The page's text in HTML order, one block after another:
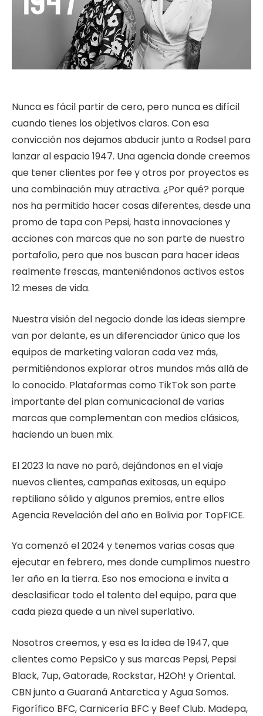
Nunca es fácil partir de cero, pero nunca es difícil
cuando tienes los objetivos claros. Con esa
convicción nos dejamos abducir junto a Rodsel para
lanzar al espacio 1947. Una agencia donde creemos
que tener clientes por fee y otros por proyectos es
una combinación muy atractiva. ¿Por qué? porque
nos ha permitido hacer cosas diferentes, desde una
promo de tapa con Pepsi, hasta innovaciones y
acciones con marcas que no son parte de nuestro
portafolio, pero que nos buscan para hacer ideas
realmente frescas, manteniéndonos activos estos
12 meses de vida.
Nuestra visión del negocio donde las ideas siempre
van por delante, es un diferenciador único que los
equipos de marketing valoran cada vez más,
permitiéndonos explorar otros mundos más allá de
lo conocido. Plataformas como TikTok son parte
importante del plan comunicacional de varias
marcas que complementan con medios clásicos,
haciendo un buen mix.
El 2023 la nave no paró, dejándonos en el viaje
nuevos clientes, campañas exitosas, un equipo
reptiliano sólido y algunos premios, entre ellos
Agencia Revelación del año en Bolivia por TopFICE.
Ya comenzó el 2024 y tenemos varias cosas que
ejecutar en febrero, mes donde cumplimos nuestro
1er año en la tierra. Eso nos emociona e invita a
desclasificar todo el talento del equipo, para que
cada pieza quede a un nivel superlativo.
Nosotros creemos, y esa es la idea de 1947, que
clientes como PepsiCo y sus marcas Pepsi, Pepsi
Black, 7up, Gatorade, Rockstar, H2Oh! y Oriental.
CBN junto a Guaraná Antarctica y Agua Somos.
Figorífico BFC, Carnicería BFC y Beef Club. Madepa,